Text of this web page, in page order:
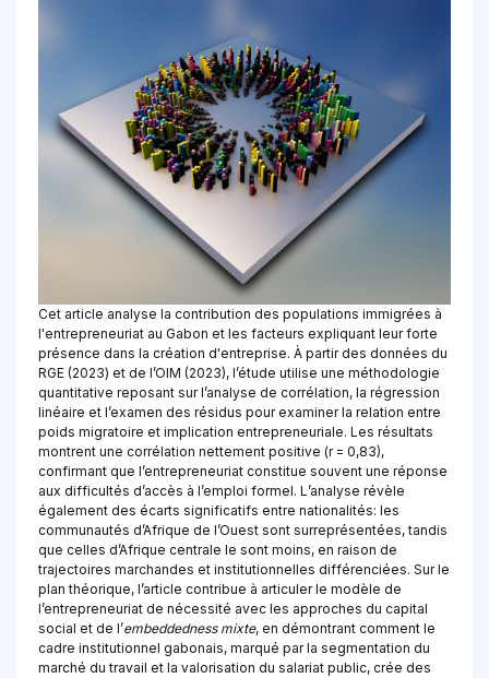
Cet article analyse la contribution des populations immigrées à
l'entrepreneuriat au Gabon et les facteurs expliquant leur forte
présence dans la création d'entreprise. À partir des données du
RGE (2023) et de l’OIM (2023), l’étude utilise une méthodologie
quantitative reposant sur l’analyse de corrélation, la régression
linéaire et l’examen des résidus pour examiner la relation entre
poids migratoire et implication entrepreneuriale. Les résultats
montrent une corrélation nettement positive (r = 0,83),
confirmant que l’entrepreneuriat constitue souvent une réponse
aux difficultés d’accès à l’emploi formel. L’analyse révèle
également des écarts significatifs entre nationalités: les
communautés d’Afrique de l’Ouest sont surreprésentées, tandis
que celles d’Afrique centrale le sont moins, en raison de
trajectoires marchandes et institutionnelles différenciées. Sur le
plan théorique, l’article contribue à articuler le modèle de
l’entrepreneuriat de nécessité avec les approches du capital
social et de l’embeddedness mixte, en démontrant comment le
cadre institutionnel gabonais, marqué par la segmentation du
marché du travail et la valorisation du salariat public, crée des